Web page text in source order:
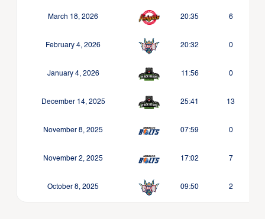
March 18, 2026 20:35 6
February 4, 2026 20:32 0
January 4, 2026 11:56 0
December 14, 2025 25:41 13
November 8, 2025 07:59 0
November 2, 2025 17:02 7
October 8, 2025 09:50 2